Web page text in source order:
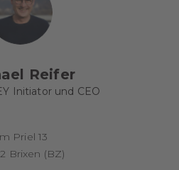
Reifer
Initiator und CEO
Priel 13
Brixen (BZ)